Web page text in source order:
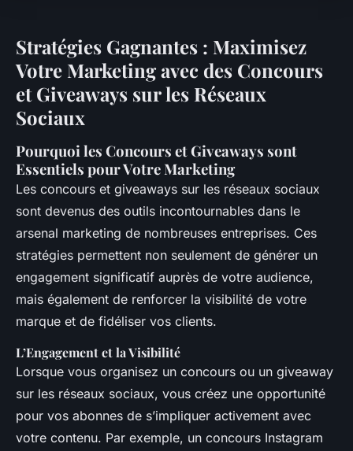
Stratégies Gagnantes : Maximisez
Votre Marketing avec des Concours
et Giveaways sur les Réseaux
Sociaux
Pourquoi les Concours et Giveaways sont
Essentiels pour Votre Marketing
Les concours et giveaways sur les réseaux sociaux
sont devenus des outils incontournables dans le
arsenal marketing de nombreuses entreprises. Ces
stratégies permettent non seulement de générer un
engagement significatif auprès de votre audience,
mais également de renforcer la visibilité de votre
marque et de fidéliser vos clients.
L’Engagement et la Visibilité
Lorsque vous organisez un concours ou un giveaway
sur les réseaux sociaux, vous créez une opportunité
pour vos abonnes de s’impliquer activement avec
votre contenu. Par exemple, un concours Instagram